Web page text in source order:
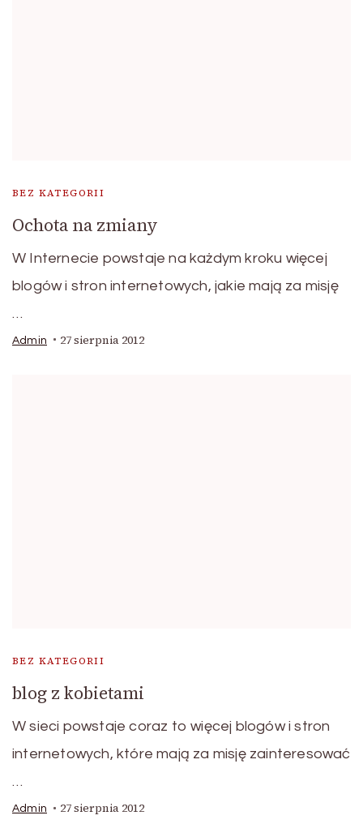
BEZ KATEGORII
Ochota na zmiany
W Internecie powstaje na każdym kroku więcej
blogów i stron internetowych, jakie mają za misję
…
Admin 27 sierpnia 2012
BEZ KATEGORII
blog z kobietami
W sieci powstaje coraz to więcej blogów i stron
internetowych, które mają za misję zainteresować
…
Admin 27 sierpnia 2012